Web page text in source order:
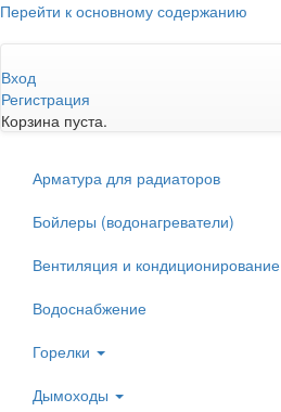
Перейти к основному содержанию
Вход
Регистрация
Корзина пуста.
Арматура для радиаторов
Бойлеры (водонагреватели)
Вентиляция и кондиционирование
Водоснабжение
Горелки
Дымоходы